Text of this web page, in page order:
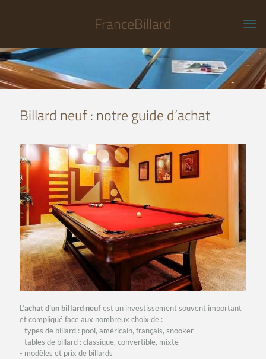
FranceBillard
Billard neuf : notre guide d’achat
L’achat d’un billard neufest un investissement souvent important
et compliqué face aux nombreux choix de :
- types de billard : pool, américain, français, snooker
- tables de billard : classique, convertible, mixte
- modèles et prix de billards